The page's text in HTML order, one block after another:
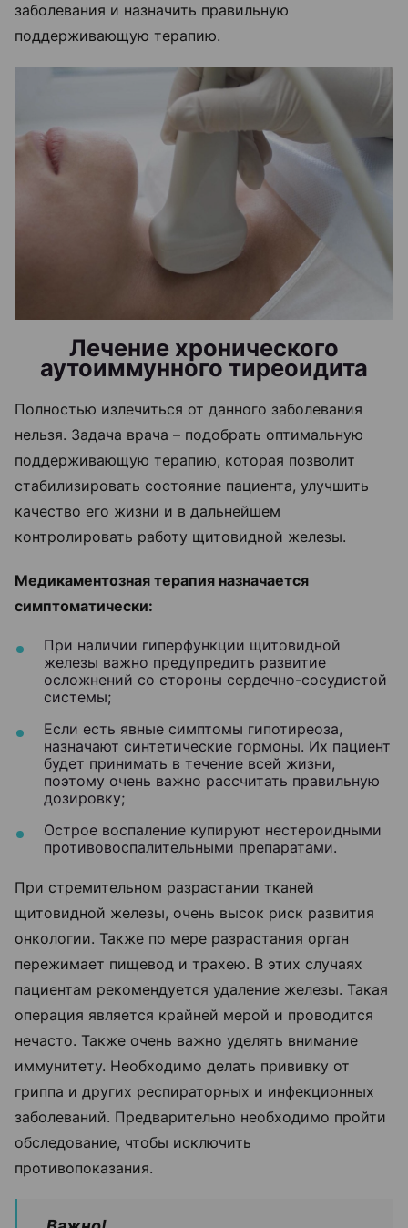
заболевания и назначить правильную
поддерживающую терапию.
Лечение хронического
аутоиммунного тиреоидита
Полностью излечиться от данного заболевания
нельзя. Задача врача – подобрать оптимальную
поддерживающую терапию, которая позволит
стабилизировать состояние пациента, улучшить
качество его жизни и в дальнейшем
контролировать работу щитовидной железы.
Медикаментозная терапия назначается
симптоматически:
При наличии гиперфункции щитовидной
железы важно предупредить развитие
осложнений со стороны сердечно-сосудистой
системы;
Если есть явные симптомы гипотиреоза,
назначают синтетические гормоны. Их пациент
будет принимать в течение всей жизни,
поэтому очень важно рассчитать правильную
дозировку;
Острое воспаление купируют нестероидными
противовоспалительными препаратами.
При стремительном разрастании тканей
щитовидной железы, очень высок риск развития
онкологии. Также по мере разрастания орган
пережимает пищевод и трахею. В этих случаях
пациентам рекомендуется удаление железы. Такая
операция является крайней мерой и проводится
нечасто. Также очень важно уделять внимание
иммунитету. Необходимо делать прививку от
гриппа и других респираторных и инфекционных
заболеваний. Предварительно необходимо пройти
обследование, чтобы исключить
противопоказания.